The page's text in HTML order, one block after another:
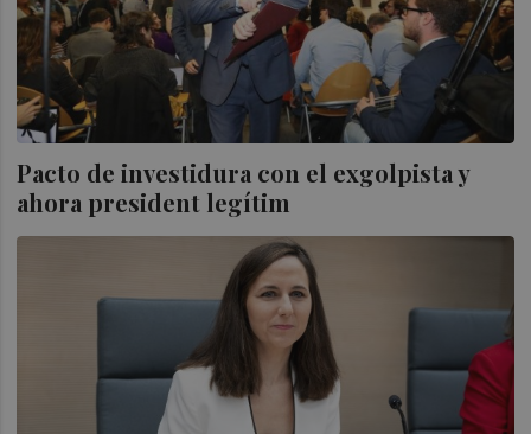
Pacto de investidura con el exgolpista y
ahora president legítim